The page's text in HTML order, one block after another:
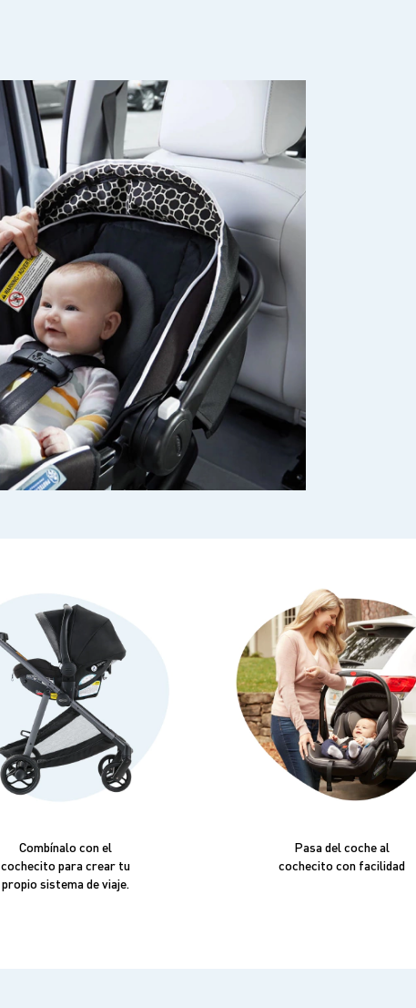
Combínalo con el
cochecito para crear tu
propio sistema de viaje.
Pasa del coche al
cochecito con facilidad